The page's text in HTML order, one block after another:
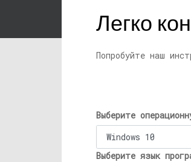
Легко
Попробуйте наш
Выберите
Выберите язык